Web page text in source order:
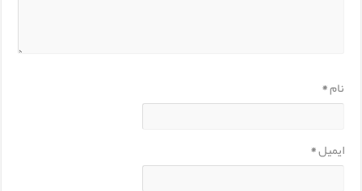
نام*
ایمیل*